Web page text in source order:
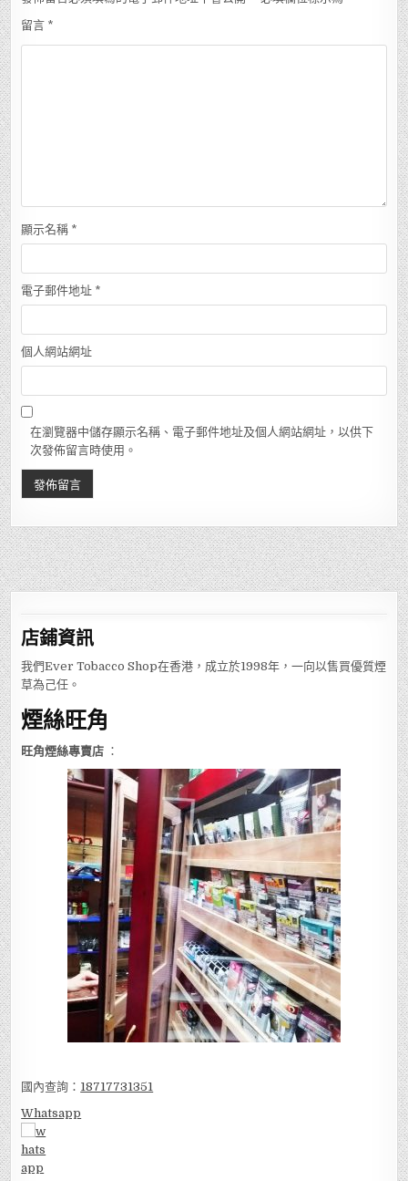
留言 *
顯示名稱 *
電子郵件地址 *
個人網站網址
在瀏覽器中儲存顯示名稱、電子郵件地址及個人網站網址，以供下
次發佈留言時使用。
店鋪資訊
我們Ever Tobacco Shop在香港，成立於1998年，一向以售買優質煙
草為己任。
煙絲旺角
旺角煙絲專賣店 ：
國內查詢： 18717731351
Whatsapp